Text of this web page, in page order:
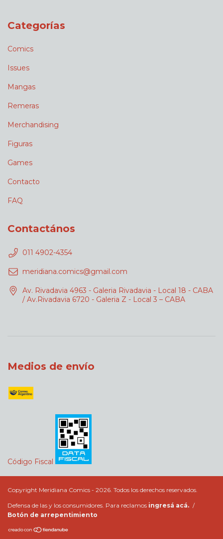
Categorías
Comics
Issues
Mangas
Remeras
Merchandising
Figuras
Games
Contacto
FAQ
Contactános
011 4902-4354
meridiana.comics@gmail.com
Av. Rivadavia 4963 - Galeria Rivadavia - Local 18 - CABA
/ Av.Rivadavia 6720 - Galeria Z - Local 3 – CABA
Medios de envío
Código Fiscal
Copyright Meridiana Comics - 2026. Todos los derechos reservados.
Defensa de las y los consumidores. Para reclamos ingresá acá. /
Botón de arrepentimiento